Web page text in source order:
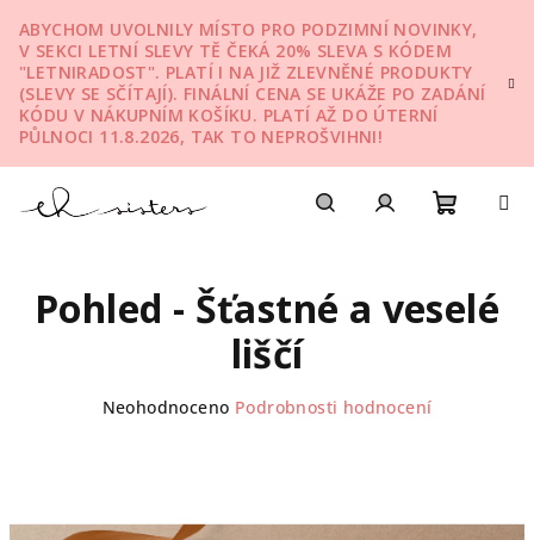
na
obsah
ABYCHOM UVOLNILY MÍSTO PRO PODZIMNÍ NOVINKY,
V SEKCI LETNÍ SLEVY TĚ ČEKÁ 20% SLEVA S KÓDEM
"LETNIRADOST". PLATÍ I NA JIŽ ZLEVNĚNÉ PRODUKTY
(SLEVY SE SČÍTAJÍ). FINÁLNÍ CENA SE UKÁŽE PO ZADÁNÍ
KÓDU V NÁKUPNÍM KOŠÍKU. PLATÍ AŽ DO ÚTERNÍ
PŮLNOCI 11.8.2026, TAK TO NEPROŠVIHNI!
košík
Pohled - Šťastné a veselé
liščí
z
Neohodnoceno Podrobnosti hodnocení